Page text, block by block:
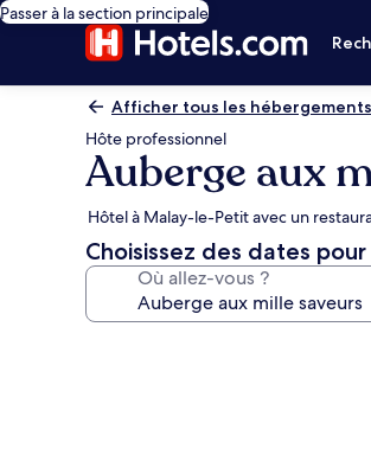
Passer à la section principale
Afficher tous les hébergements
Hôte professionnel
Auberge aux
Hôtel à Malay-le-Petit avec un
Choisissez des dates
Où allez-vous ?